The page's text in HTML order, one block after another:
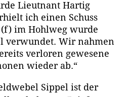
Lieutnant Hartig
ich einen Schuss
im Hohlweg wurde
verwundet. Wir nahmen
verloren gewesene
wieder ab.“
Sippel ist der